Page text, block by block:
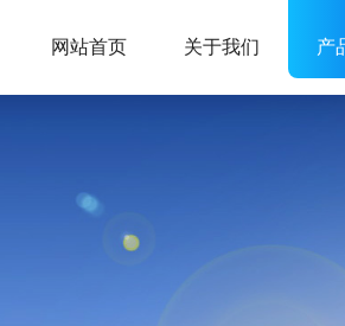
网站首页 关于我们 产